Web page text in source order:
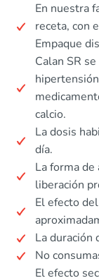
En nuestra
receta, con
Empaque
Calan SR
calcio.
La dosis
día.
La forma
liberación
El efecto
La duración
No
El efecto